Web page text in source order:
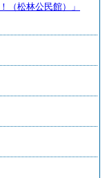
（松林公民館）」